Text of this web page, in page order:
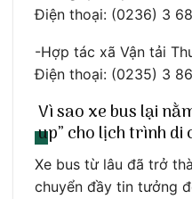
Điện thoại: (0236) 3
-Hợp tác xã Vận tải
Điện thoại: (0235) 3
Vì sao xe bus lại
up” cho lịch trình di
Xe bus từ lâu đã trở
chuyển đầy tin tưởng